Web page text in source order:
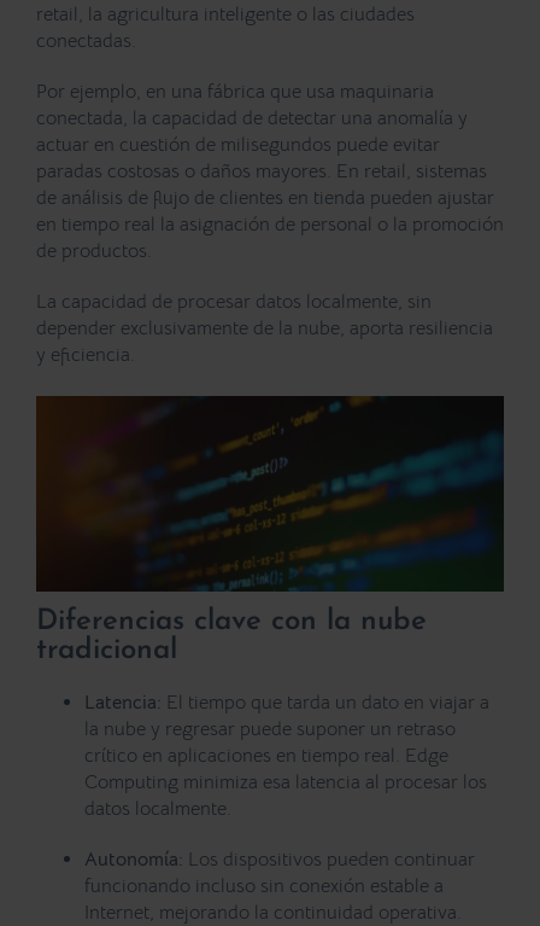
retail, la agricultura inteligente o las ciudades
conectadas.
Por ejemplo, en una fábrica que usa maquinaria
conectada, la capacidad de detectar una anomalía y
actuar en cuestión de milisegundos puede evitar
paradas costosas o daños mayores. En retail, sistemas
de análisis de flujo de clientes en tienda pueden ajustar
en tiempo real la asignación de personal o la promoción
de productos.
La capacidad de procesar datos localmente, sin
depender exclusivamente de la nube, aporta resiliencia
y eficiencia.
Diferencias clave con la nube
tradicional
Latencia: El tiempo que tarda un dato en viajar a
la nube y regresar puede suponer un retraso
crítico en aplicaciones en tiempo real. Edge
Computing minimiza esa latencia al procesar los
datos localmente.
Autonomía: Los dispositivos pueden continuar
funcionando incluso sin conexión estable a
Internet, mejorando la continuidad operativa.